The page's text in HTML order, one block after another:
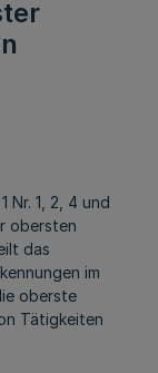
Nr. 1, 2, 4 und
obersten
das
im
oberste
Tätigkeiten